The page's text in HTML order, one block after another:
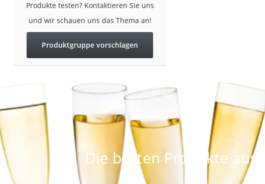
Produkte testen? Kontaktieren Sie uns
und wir schauen uns das Thema an!
Produktgruppe vorschlagen
Die besten Produkte aus